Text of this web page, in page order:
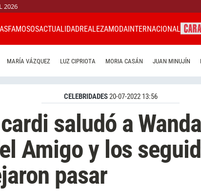
2026
FAMOSOSACTUALIDADREALEZAMODAINTERNACIONAL
MARÍA VÁZQUEZ LUZ CIPRIOTA MORIA CASÁN JUAN MINUJÍN
CELEBRIDADES20-07-2022 13:56
saludó a
Amigo y los
pasar